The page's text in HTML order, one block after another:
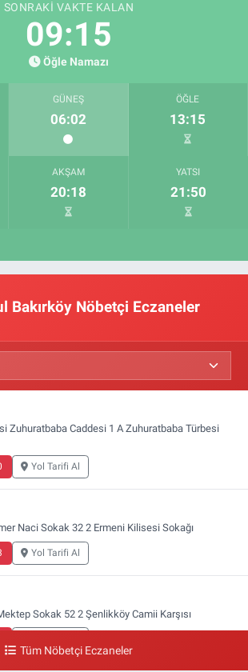
SONRAKI VAKTE KALAN
09:15
Öğle Namazı
GÜNEŞ
06:02
ÖĞLE
13:15
AKŞAM
20:18
YATSI
21:50
Bakırköy Nöbetçi Eczaneler
Zuhuratbaba Caddesi 1 A Zuhuratbaba Türbesi
Yol Tarifi Al
Naci Sokak 32 2 Ermeni Kilisesi Sokağı
Yol Tarifi Al
Sokak 52 2 Şenlikköy Camii Karşısı
Tüm Nöbetçi Eczaneler